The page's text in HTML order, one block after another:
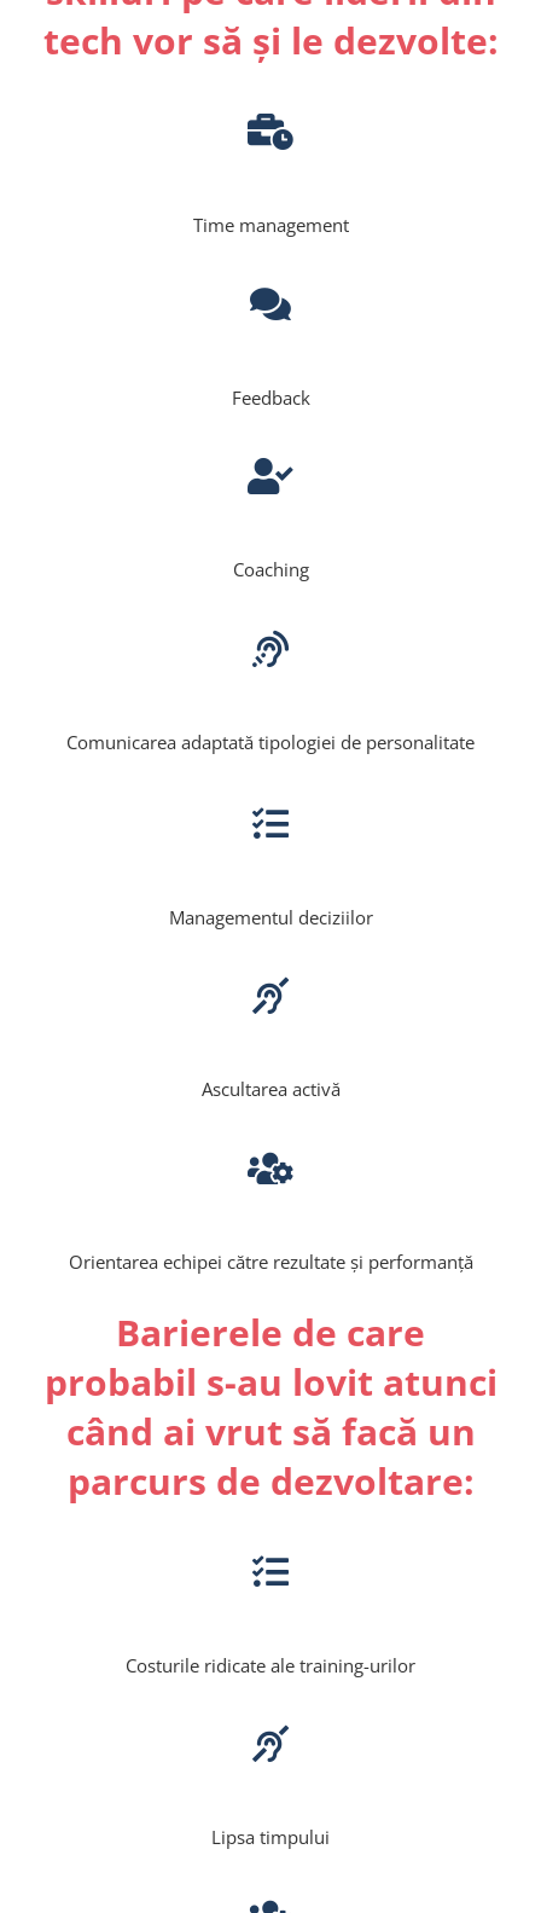
tech vor să și le dezvolte:
Time management
Feedback
Coaching
Comunicarea adaptată tipologiei de personalitate
Managementul deciziilor
Ascultarea activă
Orientarea echipei către rezultate și performanță
Barierele de care
probabil s-au lovit atunci
când ai vrut să facă un
parcurs de dezvoltare:
Costurile ridicate ale training-urilor
Lipsa timpului